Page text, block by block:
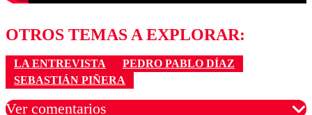
OTROS TEMAS A EXPLORAR:
LA ENTREVISTA
PEDRO PABLO DÍAZ
SEBASTIÁN PIÑERA
Ver comentarios